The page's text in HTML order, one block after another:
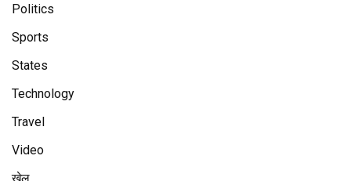
Politics
Sports
States
Technology
Travel
Video